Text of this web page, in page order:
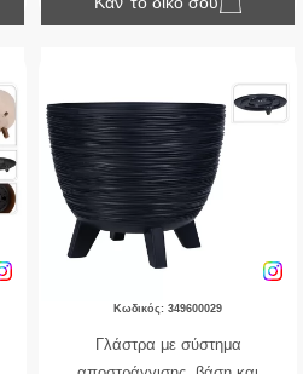
Κωδικός: 349600029
Γλάστρα με σύστημα